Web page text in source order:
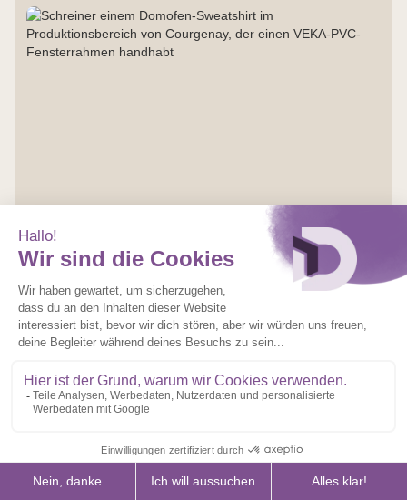
FÜR PROFIS
PARTNER VON DOMOFEN WERDEN: DIE VORTEILE
WEITERLESEN